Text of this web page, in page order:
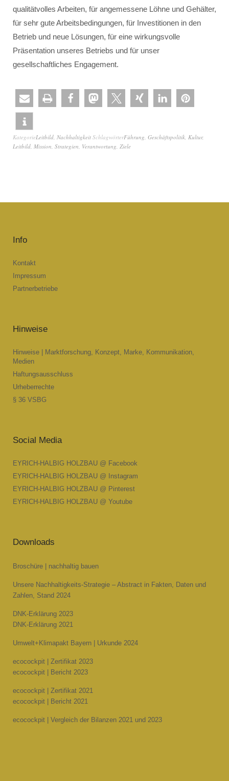
qualitätvolles Arbeiten, für angemessene Löhne und Gehälter,
für sehr gute Arbeitsbedingungen, für Investitionen in den
Betrieb und neue Lösungen, für eine wirkungsvolle
Präsentation unseres Betriebs und für unser
gesellschaftliches Engagement.
KategorieLeitbild, Nachhaltigkeit SchlagwörterFührung, Geschäftspolitik, Kultur,
Leitbild, Mission, Strategien, Verantwortung, Ziele
Info
Kontakt
Impressum
Partnerbetriebe
Hinweise
Hinweise | Marktforschung, Konzept, Marke, Kommunikation,
Medien
Haftungsausschluss
Urheberrechte
§ 36 VSBG
Social Media
EYRICH-HALBIG HOLZBAU @ Facebook
EYRICH-HALBIG HOLZBAU @ Instagram
EYRICH-HALBIG HOLZBAU @ Pinterest
EYRICH-HALBIG HOLZBAU @ Youtube
Downloads
Broschüre | nachhaltig bauen
Unsere Nachhaltigkeits-Strategie – Abstract in Fakten, Daten und
Zahlen, Stand 2024
DNK-Erklärung 2023
DNK-Erklärung 2021
Umwelt+Klimapakt Bayern | Urkunde 2024
ecocockpit | Zertifikat 2023
ecocockpit | Bericht 2023
ecocockpit | Zertifikat 2021
ecocockpit | Bericht 2021
ecocockpit | Vergleich der Bilanzen 2021 und 2023